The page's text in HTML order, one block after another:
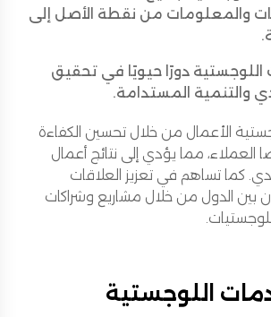
والمعلومات من نقطة الأصل إلى
دورًا حيويًا في تحقيق
والتنمية المستدامة.
الأعمال من خلال تحسين الكفاءة
العملاء، مما يؤدي إلى نتائج أعمال
كما تساهم في تعزيز العلاقات
بين الدول من خلال مشاريع وشراكات
اللوجستية